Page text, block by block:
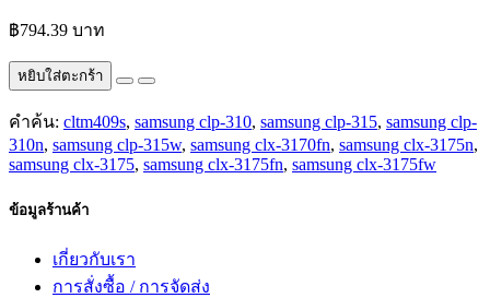
฿794.39 บาท
หยิบใส่ตะกร้า
คำค้น: cltm409s, samsung clp-310, samsung clp-315, samsung clp-
310n, samsung clp-315w, samsung clx-3170fn, samsung clx-3175n,
samsung clx-3175, samsung clx-3175fn, samsung clx-3175fw
ข้อมูลร้านค้า
เกี่ยวกับเรา
การสั่งซื้อ / การจัดส่ง